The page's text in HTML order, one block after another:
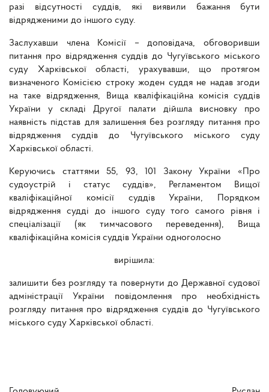
разі відсутності суддів, які виявили бажання бути
відрядженими до іншого суду.
Заслухавши члена Комісії – доповідача, обговоривши
питання про відрядження суддів до Чугуївського міського
суду Харківської області, урахувавши, що протягом
визначеного Комісією строку жоден суддя не надав згоди
на таке відрядження, Вища кваліфікаційна комісія суддів
України у складі Другої палати дійшла висновку про
наявність підстав для залишення без розгляду питання про
відрядження суддів до Чугуївського міського суду
Харківської області.
Керуючись статтями 55, 93, 101 Закону України «Про
судоустрій і статус суддів», Регламентом Вищої
кваліфікаційної комісії суддів України, Порядком
відрядження судді до іншого суду того самого рівня і
спеціалізації (як тимчасового переведення), Вища
кваліфікаційна комісія суддів України одноголосно
вирішила:
залишити без розгляду та повернути до Державної судової
адміністрації України повідомлення про необхідність
розгляду питання про відрядження суддів до Чугуївського
міського суду Харківської області.